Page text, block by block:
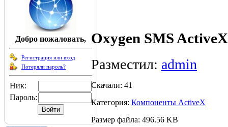
Добро пожаловать,
Регистрация или вход
Потеряли пароль?
Ник:
Пароль:
Oxygen SMS
Разместил: admin
Скачали: 41
Категория: Компоненты ActiveX
Размер файла: 496.56 KB